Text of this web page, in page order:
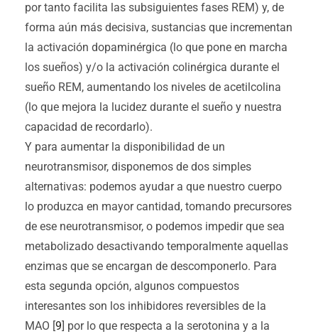
por tanto facilita las subsiguientes fases REM) y, de
forma aún más decisiva, sustancias que incrementan
la activación dopaminérgica (lo que pone en marcha
los sueños) y/o la activación colinérgica durante el
sueño REM, aumentando los niveles de acetilcolina
(lo que mejora la lucidez durante el sueño y nuestra
capacidad de recordarlo).
Y para aumentar la disponibilidad de un
neurotransmisor, disponemos de dos simples
alternativas: podemos ayudar a que nuestro cuerpo
lo produzca en mayor cantidad, tomando precursores
de ese neurotransmisor, o podemos impedir que sea
metabolizado desactivando temporalmente aquellas
enzimas que se encargan de descomponerlo. Para
esta segunda opción, algunos compuestos
interesantes son los inhibidores reversibles de la
MAO [9] por lo que respecta a la serotonina y a la